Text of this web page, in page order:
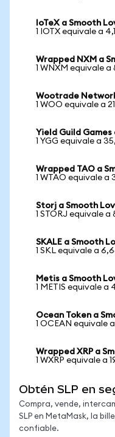
IoTeX a Smooth
1 IOTX equivale a
Wrapped NXM a
1 WNXM equivale a
Wootrade
1 WOO equivale a
Yield Guild
1 YGG equivale a
Wrapped TAO a
1 WTAO equivale a
Storj a Smooth
1 STORJ equivale a
SKALE a Smooth
1 SKL equivale a
Metis a Smooth
1 METIS equivale a
Ocean Token a
1 OCEAN equivale a
Wrapped XRP a
1 WXRP equivale a
Obtén SLP en
Compra, vende,
SLP en MetaMask, la
confiable.